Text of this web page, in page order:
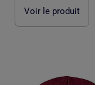
Voir le produit